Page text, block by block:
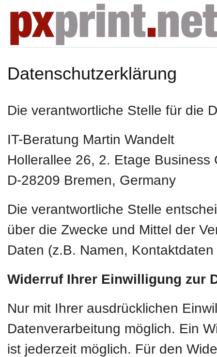
Datenschutzerklärung
Die verantwortliche Stelle für die
IT-Beratung Martin Wandelt
Hollerallee 26, 2. Etage Business
D-28209 Bremen, Germany
Die verantwortliche Stelle
über die Zwecke und Mittel der
Daten (z.B. Namen,
Widerruf Ihrer Einwilligung zur
Nur mit Ihrer ausdrücklichen
Datenverarbeitung möglich. Ein
ist jederzeit möglich. Für den